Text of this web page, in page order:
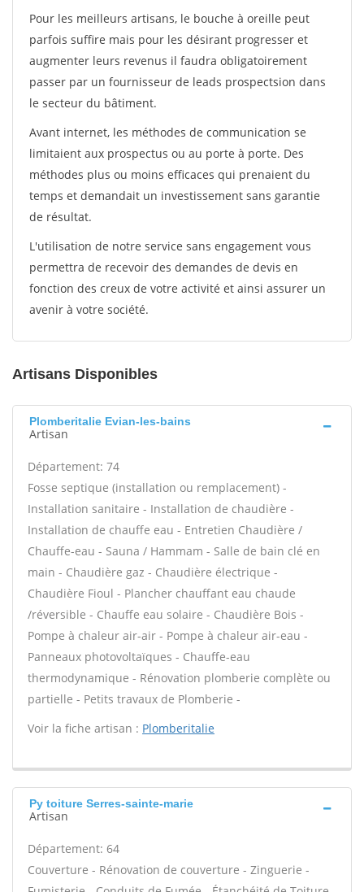
Pour les meilleurs artisans, le bouche à oreille peut
parfois suffire mais pour les désirant progresser et
augmenter leurs revenus il faudra obligatoirement
passer par un fournisseur de leads prospectsion dans
le secteur du bâtiment.
Avant internet, les méthodes de communication se
limitaient aux prospectus ou au porte à porte. Des
méthodes plus ou moins efficaces qui prenaient du
temps et demandait un investissement sans garantie
de résultat.
L'utilisation de notre service sans engagement vous
permettra de recevoir des demandes de devis en
fonction des creux de votre activité et ainsi assurer un
avenir à votre société.
Artisans Disponibles
Plomberitalie Evian-les-bains
Artisan
Département: 74
Fosse septique (installation ou remplacement) -
Installation sanitaire - Installation de chaudière -
Installation de chauffe eau - Entretien Chaudière /
Chauffe-eau - Sauna / Hammam - Salle de bain clé en
main - Chaudière gaz - Chaudière électrique -
Chaudière Fioul - Plancher chauffant eau chaude
/réversible - Chauffe eau solaire - Chaudière Bois -
Pompe à chaleur air-air - Pompe à chaleur air-eau -
Panneaux photovoltaïques - Chauffe-eau
thermodynamique - Rénovation plomberie complète ou
partielle - Petits travaux de Plomberie -
Voir la fiche artisan : Plomberitalie
Py toiture Serres-sainte-marie
Artisan
Département: 64
Couverture - Rénovation de couverture - Zinguerie -